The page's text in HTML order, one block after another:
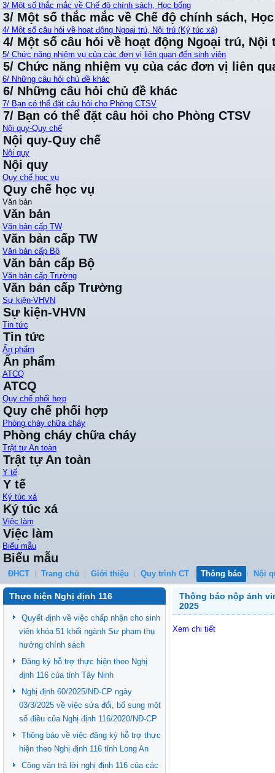
3/ Một số thắc mắc về Chế độ chính sách, Học bổng
3/ Một số thắc mắc về Chế độ chính sách,
4/ Một số câu hỏi về hoạt động Ngoại trú, Nội trú (Ký túc xá)
4/ Một số câu hỏi về hoạt động Ngoại trú, Nội
5/ Chức năng nhiệm vụ của các đơn vị liên quan đến sinh viên
5/ Chức năng nhiệm vụ của các đơn vị liên
6/ Những câu hỏi chủ đề khác
6/ Những câu hỏi chủ đề khác
7/ Bạn có thể đặt câu hỏi cho Phòng CTSV
7/ Bạn có thể đặt câu hỏi cho Phòng CTSV
Nội quy-Quy chế
Nội quy-Quy chế
Nội quy
Nội quy
Quy chế học vụ
Quy chế học vụ
Văn bản
Văn bản
Văn bản cấp TW
Văn bản cấp TW
Văn bản cấp Bộ
Văn bản cấp Bộ
Văn bản cấp Trường
Văn bản cấp Trường
Sự kiện-VHVN
Sự kiện-VHVN
Tin tức
Tin tức
Ấn phẩm
Ấn phẩm
ATCQ
ATCQ
Quy chế phối hợp
Quy chế phối hợp
Phòng cháy chữa cháy
Phòng cháy chữa cháy
Trật tự An toàn
Trật tự An toàn
Y tế
Y tế
Ký túc xá
Ký túc xá
Việc làm
Việc làm
Biểu mẫu
Biểu mẫu
ĐHCT Trang chủ Giới thiệu Quy trình CT Thông báo Nội
Thực hiện Nghị định 116
Quyết định về việc chấp nhận cho sinh
viên khóa 51 khối ngành Sư phạm thụ
hưởng chính sách
Đăng ký hỗ trợ thực hiện theo Nghị
định 116 của tỉnh Tây Ninh
Nghị định 60/2025/NĐ-CP ngày
03/3/2025 về việc sửa đổi, bổ sung một
số điều của Nghị định 116/2020/NĐ-CP
Thông báo về việc đăng ký hỗ trợ thực
hiện theo Nghị định 116 tỉnh Long An
Công văn trả lời nghị định 116 của các
Thông báo nộp ảnh
2025
Xem chi tiết